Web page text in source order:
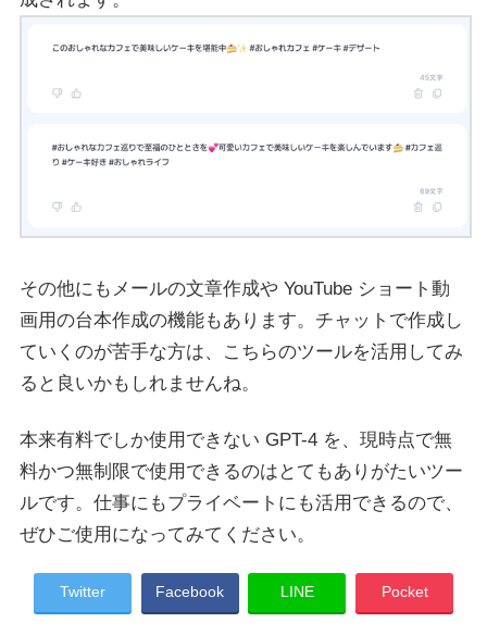
その他にもメールの文章作成や YouTube ショート動
画用の台本作成の機能もあります。チャットで作成し
ていくのが苦手な方は、こちらのツールを活用してみ
ると良いかもしれませんね。
本来有料でしか使用できない GPT-4 を、現時点で無
料かつ無制限で使用できるのはとてもありがたいツー
ルです。仕事にもプライベートにも活用できるので、
ぜひご使用になってみてください。
Twitter Facebook LINE Pocket